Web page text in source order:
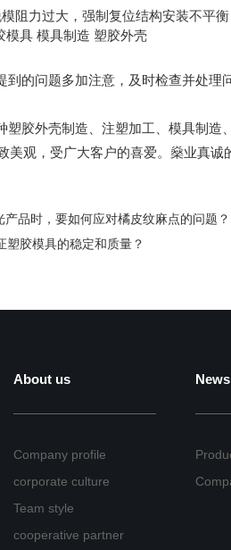
力过大，强制复位结构安装不平衡
的问题多加注意，及时检查并处理
胶外壳制造、注塑加工、模具制造
美观，受广大客户的喜爱。燊业真诚
品时，要如何应对橘皮纹麻点的问题？
塑胶模具的稳定和质量？
About us
Company profile
corporate culture
Team style
cooperative partner
News